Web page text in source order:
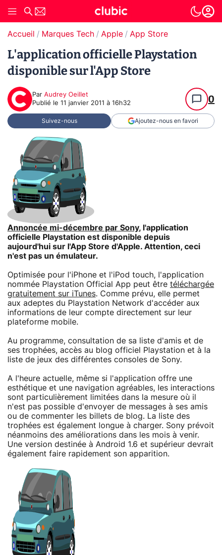
Accueil Marques Tech Apple App Store
L'application officielle Playstation
disponible sur l'App Store
Par Audrey Oeillet
Publié le 11 janvier 2011 à 16h32 0
Suivez-nous Ajoutez-nous en favori
Annoncée mi-décembre par Sony, l'application
officielle Playstation est disponible depuis
aujourd'hui sur l'App Store d'Apple. Attention, ceci
n'est pas un émulateur.
Optimisée pour l'iPhone et l'iPod touch, l'application
nommée Playstation Official App peut être téléchargée
gratuitement sur iTunes. Comme prévu, elle permet
aux adeptes du Playstation Network d'accéder aux
informations de leur compte directement sur leur
plateforme mobile.
Au programme, consultation de sa liste d'amis et de
ses trophées, accès au blog officiel Playstation et à la
liste de jeux des différentes consoles de Sony.
A l'heure actuelle, même si l'application offre une
esthétique et une navigation agréables, les interactions
sont particulièrement limitées dans la mesure où il
n'est pas possible d'envoyer de messages à ses amis
ou de commenter les billets de blog. La liste des
trophées est également longue à charger. Sony prévoit
néanmoins des améliorations dans les mois à venir.
Une version destinée à Android 1.6 et supérieur devrait
également faire rapidement son apparition.